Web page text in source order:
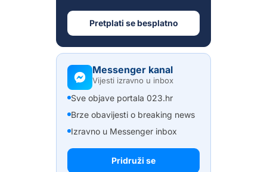
Pretplati se besplatno
Messenger kanal
Vijesti izravno u inbox
Sve objave portala 023.hr
Brze obavijesti o breaking news
Izravno u Messenger inbox
Pridruži se